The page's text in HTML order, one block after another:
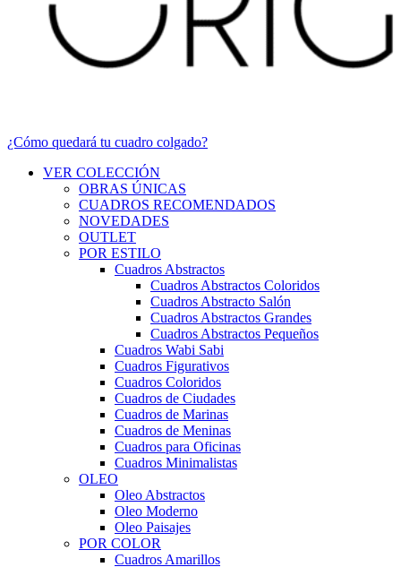
¿Cómo quedará tu cuadro colgado?
VER COLECCIÓN
OBRAS ÚNICAS
CUADROS RECOMENDADOS
NOVEDADES
OUTLET
POR ESTILO
Cuadros Abstractos
Cuadros Abstractos Coloridos
Cuadros Abstracto Salón
Cuadros Abstractos Grandes
Cuadros Abstractos Pequeños
Cuadros Wabi Sabi
Cuadros Figurativos
Cuadros Coloridos
Cuadros de Ciudades
Cuadros de Marinas
Cuadros de Meninas
Cuadros para Oficinas
Cuadros Minimalistas
OLEO
Oleo Abstractos
Oleo Moderno
Oleo Paisajes
POR COLOR
Cuadros Amarillos